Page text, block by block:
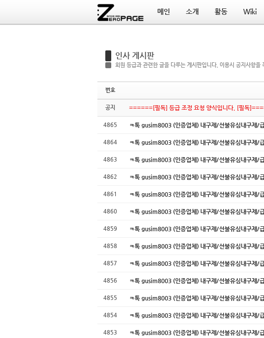
메인 소개 활동 Wiki
인사 게시판
회원 등급과 관련한 글을 다루는 게시판입니다. 이용시 공지사항을
번호
공지 ======[필독] 등급 조정 요청 양식입니다. [필독
4865 ㅋ톡 gusim8003 (인증업체) 내구제/선불유심내구제
4864 ㅋ톡 gusim8003 (인증업체) 내구제/선불유심내구제
4863 ㅋ톡 gusim8003 (인증업체) 내구제/선불유심내구제
4862 ㅋ톡 gusim8003 (인증업체) 내구제/선불유심내구제
4861 ㅋ톡 gusim8003 (인증업체) 내구제/선불유심내구제
4860 ㅋ톡 gusim8003 (인증업체) 내구제/선불유심내구제
4859 ㅋ톡 gusim8003 (인증업체) 내구제/선불유심내구제
4858 ㅋ톡 gusim8003 (인증업체) 내구제/선불유심내구제
4857 ㅋ톡 gusim8003 (인증업체) 내구제/선불유심내구제
4856 ㅋ톡 gusim8003 (인증업체) 내구제/선불유심내구제
4855 ㅋ톡 gusim8003 (인증업체) 내구제/선불유심내구제
4854 ㅋ톡 gusim8003 (인증업체) 내구제/선불유심내구제
4853 ㅋ톡 gusim8003 (인증업체) 내구제/선불유심내구제
Sketchbook5, 스케치북5
Sketchbook5, 스케치북5